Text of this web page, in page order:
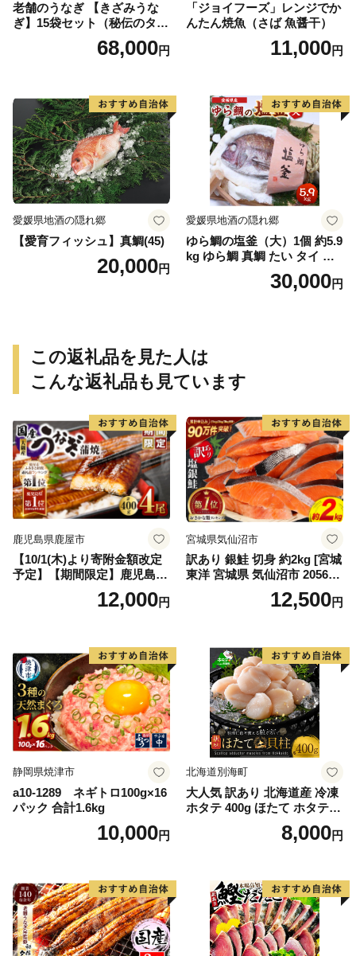
老舗のうなぎ 【きざみうな
ぎ】15袋セット（秘伝のタレ
68,000円
「ジョイフーズ」レンジでか
んたん焼魚（さば 魚醤干）
11,000円
愛媛県地酒の隠れ郷
【愛育フィッシュ】真鯛(45)
20,000円
愛媛県地酒の隠れ郷
ゆら鯛の塩釜（大）1個 約5.9
kg ゆら鯛 真鯛 たい タイ 鯛
塩釜焼き 塩釜 魚 魚介類 海鮮
祝い事 お祝い ハレの日 食品
30,000円
この返礼品を見た人は
こんな返礼品も見ています
鹿児島県鹿屋市
【10/1(木)より寄附金額改定
予定】【期間限定】鹿児島県
大隅産うなぎ蒲焼4尾（400
g） KN007-02312,000円
宮城県気仙沼市
訳あり 銀鮭 切身 約2kg [宮城
東洋 宮城県 気仙沼市 205649
91] 鮭 魚介類 海鮮 訳アリ 規
格外 不揃い さけ サケ 鮭切身
切り身 魚 わけあり
12,500円
静岡県焼津市
a10-1289 ネギトロ100g×16
パック 合計1.6kg
10,000円
北海道別海町
大人気 訳あり 北海道産 冷凍
ホタテ 400g ほたて ホタテ
8,000円